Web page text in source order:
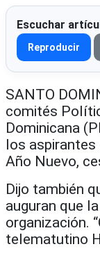
Escuchar
Reproducir
SANTO
comités
Dominicana
los aspirantes
Año Nuevo,
Dijo también
auguran que
organización.
telematutino